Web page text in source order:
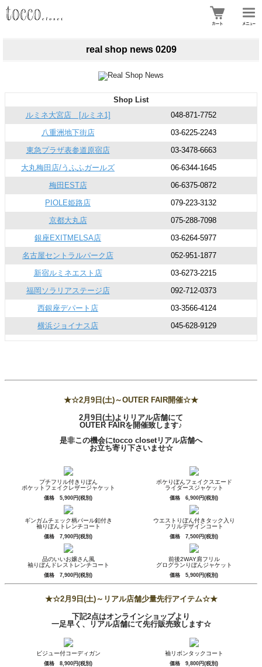
real shop news 0209
Shop List
ルミネ大宮店 [ルミネ1]
048-871-7752
八重洲地下街店
03-6225-2243
東急プラザ表参道原宿店
03-3478-6663
大丸梅田店/うふふガールズ
06-6344-1645
梅田EST店
06-6375-0872
PIOLE姫路店
079-223-3132
京都大丸店
075-288-7098
銀座EXITMELSA店
03-6264-5977
名古屋セントラルパーク店
052-951-1877
新宿ルミネエスト店
03-6273-2215
福岡ソラリアステージ店
092-712-0373
西銀座デパート店
03-3566-4124
横浜ジョイナス店
045-628-9129
★☆2月9日(土)～OUTER FAIR開催☆★
2月9日(土)よりリアル店舗にて
OUTER FAIRを開催致します♪
是非この機会にtocco closetリアル店舗へ
お立ち寄り下さいませ☆
プチフリル付きりぼん
ポケットフェイクレザージャケット
価格 5,900円(税別)
ポケりぼんフェイクスエード
ライダースジャケット
価格 6,900円(税別)
ギンガムチェック柄パール釦付き
袖りぼんトレンチコート
価格 7,900円(税別)
ウエストりぼん付きタック入り
フリルデザインコート
価格 7,500円(税別)
品のいいお嬢さん風
袖りぼんドレストレンチコート
価格 7,900円(税別)
前後2WAY肩フリル
グログランりぼんジャケット
価格 5,900円(税別)
★☆2月9日(土)～リアル店舗少量先行アイテム☆★
下記2点はオンラインショップより
一足早く、リアル店舗にて先行販売致します☆
ビジュー付コーディガン
価格 8,900円(税別)
袖リボンタックコート
価格 9,800円(税別)